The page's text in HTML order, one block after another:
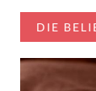
DIE